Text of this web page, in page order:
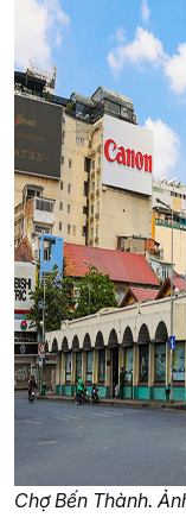
Chợ Bến Thành.